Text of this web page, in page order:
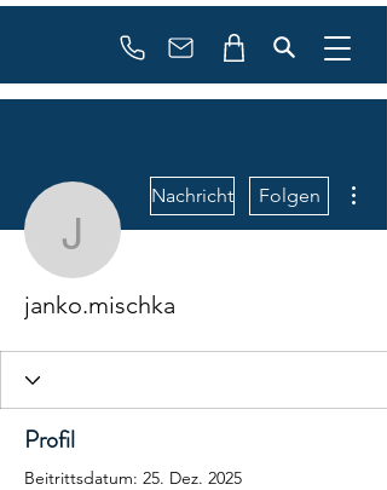
janko.mischka
Nachricht Folgen
janko.mischka
Profil
Beitrittsdatum: 25. Dez. 2025